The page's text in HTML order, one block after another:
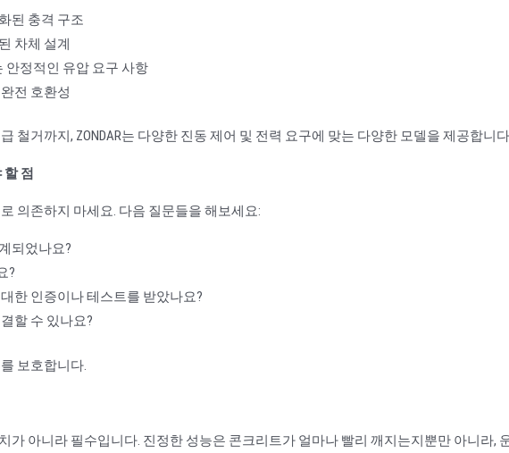
된 충격 구조
차체 설계
안정적인 유압 요구 사항
전 호환성
철거까지, ZONDAR는 다양한 진동 제어 및 전력 요구에 맞는 다양한 모델을 제공합니
점
의존하지 마세요. 다음 질문들을 해보세요:
되었나요?
?
한 인증이나 테스트를 받았나요?
할 수 있나요?
보호합니다.
가 아니라 필수입니다. 진정한 성능은 콘크리트가 얼마나 빨리 깨지는지뿐만 아니라,